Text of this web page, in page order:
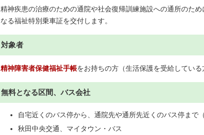
精神疾患の治療のための通院や社会復帰訓練施設への通所のた
なる福祉特別乗車証を交付します。
対象者
精神障害者保健福祉手帳をお持ちの方（生活保護を受給している
無料となる区間、バス会社
自宅近くのバス停から、通院先や通所先近くのバス停まで
秋田中央交通、マイタウン・バス